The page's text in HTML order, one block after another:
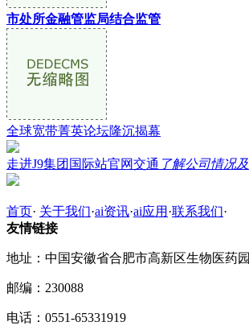
市处所金融管监局结合监管
全球宽带菁英论坛隆沉揭幕
走进J9集团国际站官网交通 了解公司情况
首页· 关于我们·ai资讯·ai应用 ·联系我们·
友情链接
地址：中国安徽省合肥市高新区生物医药
邮编：230088
电话：0551-65331919